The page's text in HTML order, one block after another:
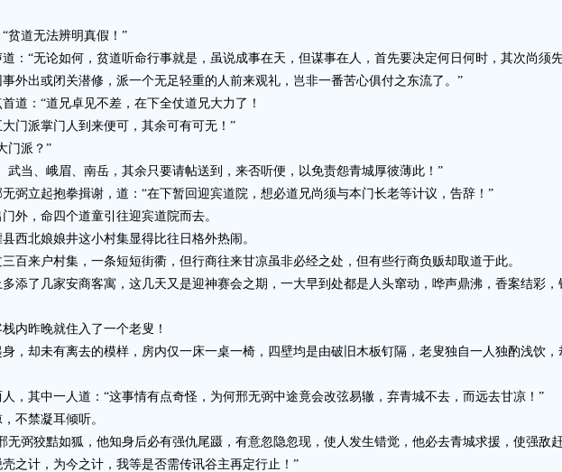
道无法辨明真假！”
“无论如何，贫道听命行事就是，虽说成事在天，但谋事在人，首先要决定何日何时，其次尚须
外出或闭关潜修，派一个无足轻重的人前来观礼，岂非一番苦心俱付之东流了。”
：“道兄卓见不差，在下全仗道兄大力了！
派掌门人到来便可，其余可有可无！”
派？”
当、峨眉、南岳，其余只要请帖送到，来否听便，以免责怨青城厚彼薄此！”
立起抱拳揖谢，道：“在下暂回迎宾道院，想必道兄尚须与本门长老等计议，告辞！”
，命四个道童引往迎宾道院而去。
北娘娘井这小村集显得比往日格外热闹。
来户村集，一条短短街衢，但行商往来甘凉虽非必经之处，但有些行商负贩却取道于此。
了几家安商客寓，这几天又是迎神赛会之期，一大早到处都是人头窜动，哗声鼎沸，香案结彩，
昨晚就住入了一个老叟！
却未有离去的模样，房内仅一床一桌一椅，四壁均是由破旧木板钉隔，老叟独自一人独酌浅饮，
其中一人道：“这事情有点奇怪，为何邢无弼中途竟会改弦易辙，弃青城不去，而远去甘凉！”
禁凝耳倾听。
弼狡黠如狐，他知身后必有强仇尾蹑，有意忽隐忽现，使人发生错觉，他必去青城求援，使强敌
之计，为今之计，我等是否需传讯谷主再定行止！”